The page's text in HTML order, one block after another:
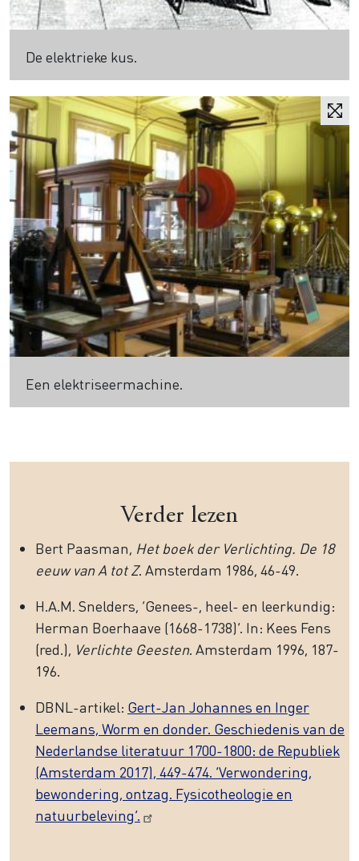
De elektrieke kus.
Een elektriseermachine.
Verder lezen
Bert Paasman, Het boek der Verlichting. De 18
eeuw van A tot Z. Amsterdam 1986, 46-49.
H.A.M. Snelders, ‘Genees-, heel- en leerkundig:
Herman Boerhaave (1668-1738)’. In: Kees Fens
(red.), Verlichte Geesten. Amsterdam 1996, 187-
196.
DBNL-artikel: Gert-Jan Johannes en Inger
Leemans, Worm en donder. Geschiedenis van de
Nederlandse literatuur 1700-1800: de Republiek
(Amsterdam 2017), 449-474. ‘Verwondering,
bewondering, ontzag. Fysicotheologie en
natuurbeleving’.